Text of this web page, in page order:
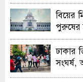
বিয়ের
পুরুষের
ঢাকার